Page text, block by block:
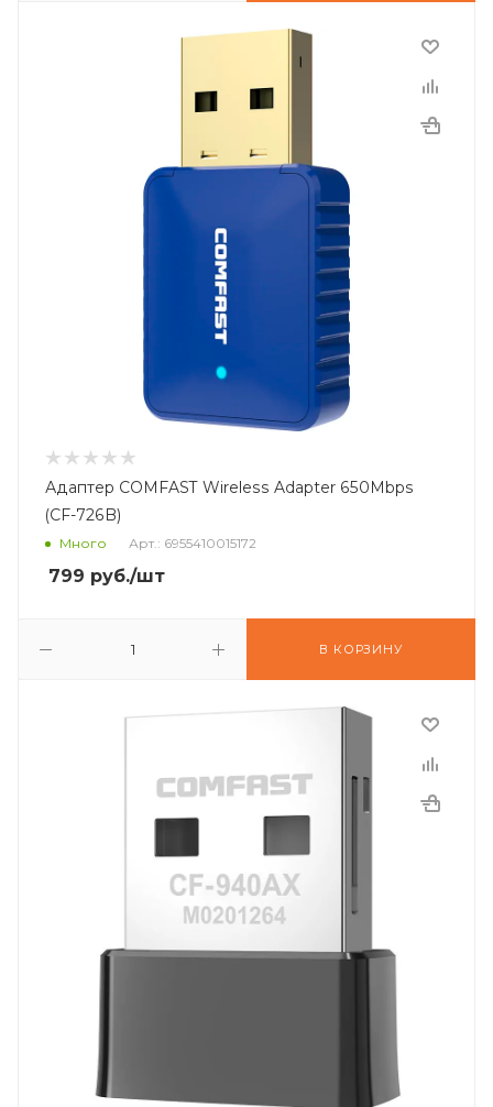
Адаптер COMFAST Wireless Adapter 650Mbps
(CF-726B)
Много Арт.: 6955410015172
799 руб./шт
В КОРЗИНУ